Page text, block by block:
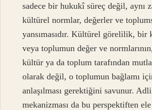
sadece bir hukukî süreç değil, aynı
kültürel normlar, değerler ve
yansımasıdır. Kültürel görelilik, bir
veya toplumun değer ve
kültür ya da toplum tarafından
olarak değil, o toplumun bağlamı
anlaşılması gerektiğini savunur.
mekanizması da bu perspektiften ele